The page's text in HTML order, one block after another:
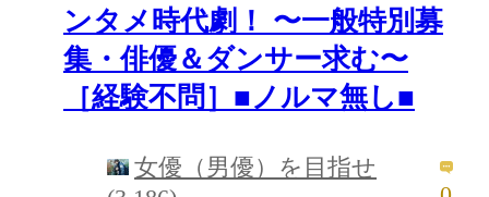
ンタメ時代劇！ 〜一般特別募
集・俳優＆ダンサー求む〜
［経験不問］■ノルマ無し■
女優（男優）を目指せ